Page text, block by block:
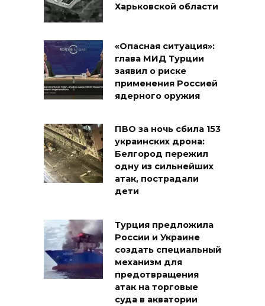
Харьковской области
«Опасная ситуация»:
глава МИД Турции
заявил о риске
применения Россией
ядерного оружия
ПВО за ночь сбила 153
украинских дрона:
Белгород пережил
одну из сильнейших
атак, пострадали
дети
Турция предложила
России и Украине
создать специальный
механизм для
предотвращения
атак на торговые
суда в акватории